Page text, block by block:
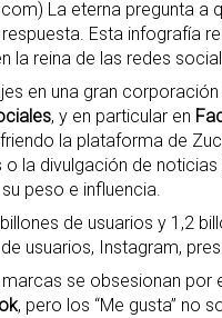
La eterna pregunta a
Esta infografía
la reina de las redes
en una gran
, y en particular en
la plataforma de
o la divulgación de
peso e influencia.
de usuarios y 1,2
usuarios, Instagram,
se obsesionan por
, pero los “Me gusta” no